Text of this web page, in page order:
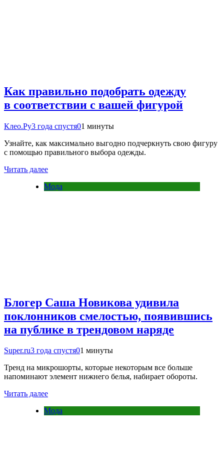
Как правильно подобрать одежду
в соответствии с вашей фигурой
Клео.Ру3 года спустя01 минуты
Узнайте, как максимально выгодно подчеркнуть свою фигуру
с помощью правильного выбора одежды.
Читать далее
Мода
Блогер Саша Новикова удивила
поклонников смелостью, появившись
на публике в трендовом наряде
Super.ru3 года спустя01 минуты
Тренд на микрошорты, которые некоторым все больше
напоминают элемент нижнего белья, набирает обороты.
Читать далее
Мода